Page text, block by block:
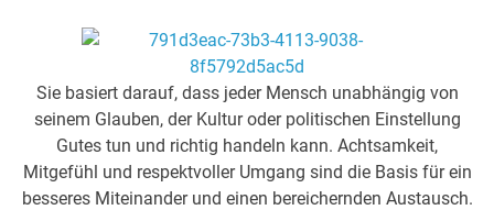
Sie basiert darauf, dass jeder Mensch unabhängig von
seinem Glauben, der Kultur oder politischen Einstellung
Gutes tun und richtig handeln kann. Achtsamkeit,
Mitgefühl und respektvoller Umgang sind die Basis für ein
besseres Miteinander und einen bereichernden Austausch.